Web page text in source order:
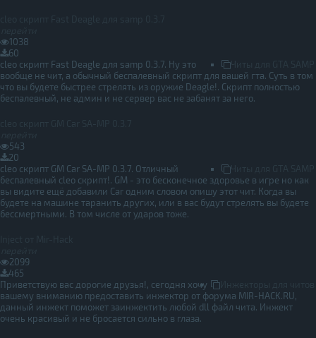
1038
60
cleo скрипт Fast Deagle для samp 0.3.7. Ну это
вообще не чит, а обычный беспалевный скрипт для вашей гта. Суть в том
что вы будете быстрее стрелять из оружие Deagle!. Скрипт полностью
беспалевный, не админ и не сервер вас не забанят за него.
543
20
cleo скрипт GM Car SA-MP 0.3.7. Отличный
беспалевный cleo скрипт!. GM - это бесконечное здоровье в игре но как
вы видите ещё добавили Car одним словом опишу этот чит. Когда вы
будете на машине таранить других, или в вас будут стрелять вы будете
бессмертными. В том числе от ударов тоже.
2099
465
Приветствую вас дорогие друзья!, сегодня хочу
вашему вниманию предоставить инжектор от форума MIR-HACK.RU,
данный инжект поможет заинжектить любой dll файл чита. Инжект
очень красивый и не бросается сильно в глаза.